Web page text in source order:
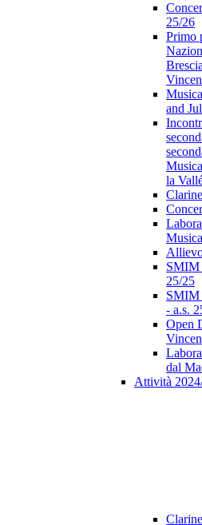
25/26
Primo
and
la
SMIM
25/25
SMIM
- a.s.
Open
dal
Attività